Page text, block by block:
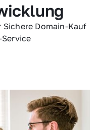
Domain-Kauf